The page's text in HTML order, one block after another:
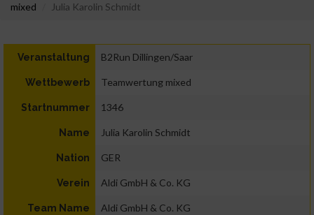
mixed
Julia Karolin Schmidt
Veranstaltung B2Run Dillingen/Saar
Wettbewerb Teamwertung mixed
Startnummer 1346
Name Julia Karolin Schmidt
Nation GER
Verein Aldi GmbH & Co. KG
Team Name Aldi GmbH & Co. KG